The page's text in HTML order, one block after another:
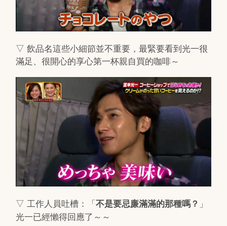
▽ 飲品名這些小細節並不重要，最緊要看到光一很
滿足、很開心的享心第一杯親自買的咖啡～
▽ 工作人員吐槽：「不是要忌廉滿滿的那種嗎？ 」
光一已經懶得回應了～～